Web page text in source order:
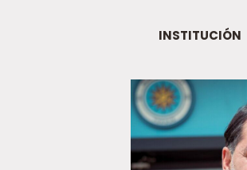
INSTITUCIÓN